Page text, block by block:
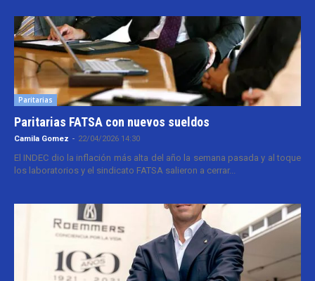
Paritarias
Paritarias FATSA con nuevos sueldos
Camila Gomez - 22/04/2026 14:30
El INDEC dio la inflación más alta del año la semana pasada y al toque
los laboratorios y el sindicato FATSA salieron a cerrar...